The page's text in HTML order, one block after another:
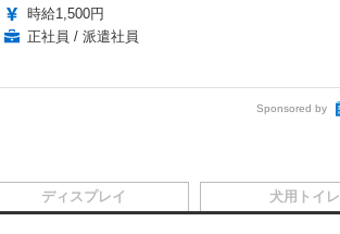
時給1,500円
正社員 / 派遣社員
Sponsored by
ディスプレイ 犬用トイレ